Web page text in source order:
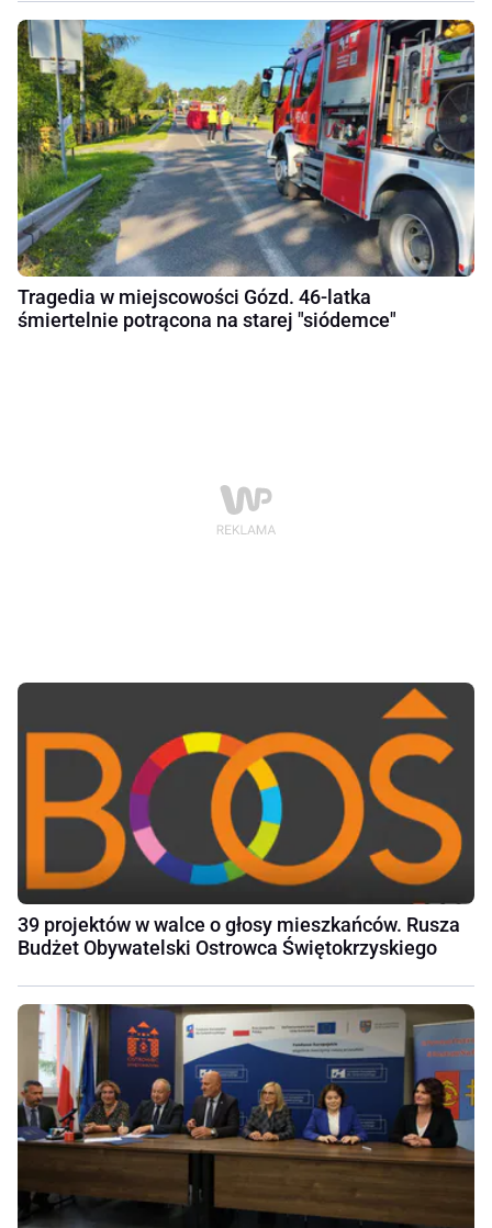
Tragedia w miejscowości Gózd. 46-latka
śmiertelnie potrącona na starej "siódemce"
39 projektów w walce o głosy mieszkańców. Rusza
Budżet Obywatelski Ostrowca Świętokrzyskiego